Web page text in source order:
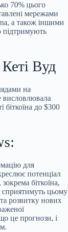
70% цього
мережами
а також іншими
Вуд
на
висловлювала
біткоїна до $300
для
потенціал
біткоїна,
сприятимуть цьому
розвитку нових
це прогнози, і